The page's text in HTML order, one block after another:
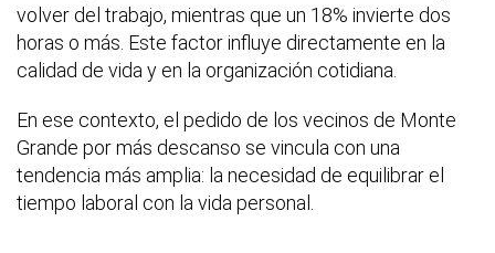
volver del trabajo, mientras que un 18% invierte dos
horas o más. Este factor influye directamente en la
calidad de vida y en la organización cotidiana.
En ese contexto, el pedido de los vecinos de Monte
Grande por más descanso se vincula con una
tendencia más amplia: la necesidad de equilibrar el
tiempo laboral con la vida personal.